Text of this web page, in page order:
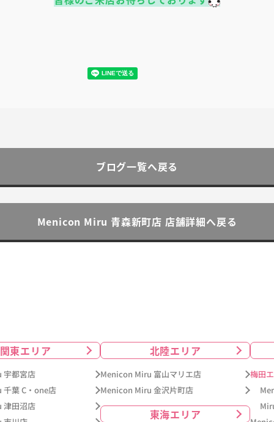
ブログ一覧へ戻る
Menicon Miru 青森新町店 店舗詳細へ戻る
関東エリア
都宮店
葉 C・one店
田沼店
北陸エリア
Menicon Miru 富山マリエ店
Menicon Miru 金沢片町店
東海エリア
梅田